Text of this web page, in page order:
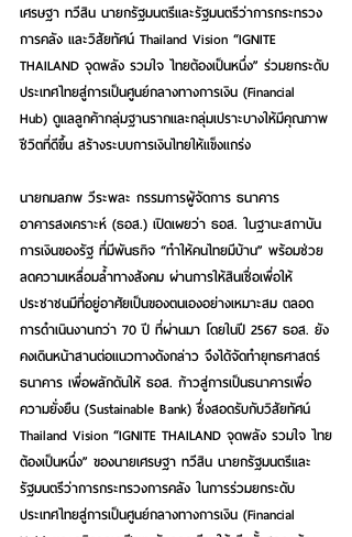
เศรษฐา ทวีสิน นายกรัฐมนตรีและรัฐมนตรีว่าการกระทรวง
การคลัง และวิสัยทัศน์ Thailand Vision “IGNITE
THAILAND จุดพลัง รวมใจ ไทยต้องเป็นหนึ่ง” ร่วมยกระดับ
ประเทศไทยสู่การเป็นศูนย์กลางทางการเงิน (Financial
Hub) ดูแลลูกค้ากลุ่มฐานรากและกลุ่มเปราะบางให้มีคุณภาพ
ชีวิตที่ดีขึ้น สร้างระบบการเงินไทยให้แข็งแกร่ง
นายกมลภพ วีระพละ กรรมการผู้จัดการ ธนาคาร
อาคารสงเคราะห์ (ธอส.) เปิดเผยว่า ธอส. ในฐานะสถาบัน
การเงินของรัฐ ที่มีพันธกิจ “ทำให้คนไทยมีบ้าน” พร้อมช่วย
ลดความเหลื่อมล้ำทางสังคม ผ่านการให้สินเชื่อเพื่อให้
ประชาชนมีที่อยู่อาศัยเป็นของตนเองอย่างเหมาะสม ตลอด
การดำเนินงานกว่า 70 ปี ที่ผ่านมา โดยในปี 2567 ธอส. ยัง
คงเดินหน้าสานต่อแนวทางดังกล่าว จึงได้จัดทำยุทธศาสตร์
ธนาคาร เพื่อผลักดันให้ ธอส. ก้าวสู่การเป็นธนาคารเพื่อ
ความยั่งยืน (Sustainable Bank) ซึ่งสอดรับกับวิสัยทัศน์
Thailand Vision “IGNITE THAILAND จุดพลัง รวมใจ ไทย
ต้องเป็นหนึ่ง” ของนายเศรษฐา ทวีสิน นายกรัฐมนตรีและ
รัฐมนตรีว่าการกระทรวงการคลัง ในการร่วมยกระดับ
ประเทศไทยสู่การเป็นศูนย์กลางทางการเงิน (Financial